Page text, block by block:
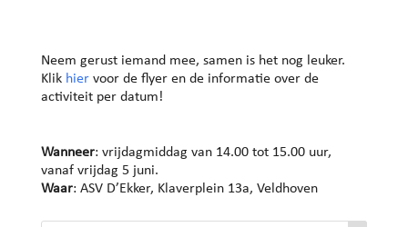
Neem gerust iemand mee, samen is het nog leuker.
Klik hiervoor de flyer en de informatie over de
activiteit per datum!
Wanneer: vrijdagmiddag van 14.00 tot 15.00 uur,
vanaf vrijdag 5 juni.
Waar: ASV D’Ekker, Klaverplein 13a, Veldhoven